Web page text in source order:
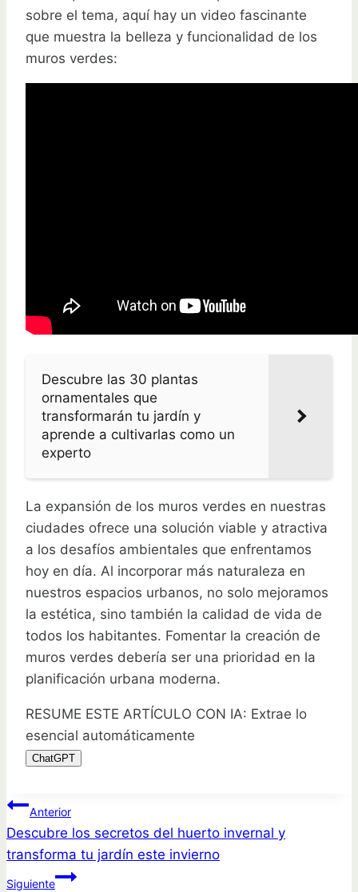
sobre el tema, aquí hay un video fascinante
que muestra la belleza y funcionalidad de los
muros verdes:
Descubre las 30 plantas
ornamentales que
transformarán tu jardín y
aprende a cultivarlas como un
experto
La expansión de los muros verdes en nuestras
ciudades ofrece una solución viable y atractiva
a los desafíos ambientales que enfrentamos
hoy en día. Al incorporar más naturaleza en
nuestros espacios urbanos, no solo mejoramos
la estética, sino también la calidad de vida de
todos los habitantes. Fomentar la creación de
muros verdes debería ser una prioridad en la
planificación urbana moderna.
RESUME ESTE ARTÍCULO CON IA: Extrae lo
esencial automáticamente
ChatGPT
Navegación
de
entradas
Anterior
Descubre los secretos del huerto invernal y
transforma tu jardín este invierno
Siguiente